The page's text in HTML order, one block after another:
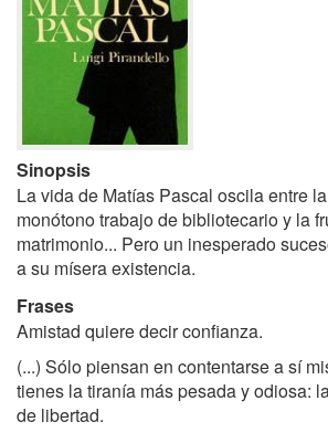
Sinopsis
La vida de Matías Pascal oscila entre
monótono trabajo de bibliotecario y la
matrimonio... Pero un inesperado
a su mísera existencia.
Frases
Amistad quiere decir confianza.
(...) Sólo piensan en contentarse a sí
tienes la tiranía más pesada y odiosa:
de libertad.